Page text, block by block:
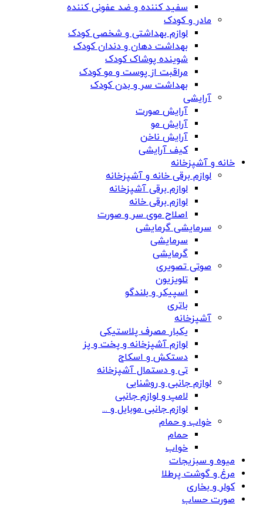
سفید کننده و ضد عفونی کننده
مادر و کودک
لوازم بهداشتی و شخصی کودک
بهداشت دهان و دندان کودک
شوینده پوشاک کودک
مراقبت از پوست و مو کودک
بهداشت سر و بدن کودک
آرایشی
آرایش صورت
آرایش مو
آرایش ناخن
کیف آرایشی
خانه و آشپزخانه
لوازم برقی خانه و آشپزخانه
لوازم برقی آشپزخانه
لوازم برقی خانه
اصلاح موی سر و صورت
سرمایشی گرمایشی
سرمایشی
گرمایشی
صوتی تصویری
تلویزیون
اسپیکر و بلندگو
باتری
آشپزخانه
یکبار مصرف پلاستیکی
لوازم آشپزخانه و پخت و پز
دستکش و اسکاج
تی و دستمال آشپزخانه
لوازم جانبی و روشنایی
لامپ و لوازم جانبی
لوازم جانبی موبایل و ...
خواب و حمام
حمام
خواب
میوه و سبزیجات
مرغ و گوشت پرطلا
کولر و بخاری
صورت حساب